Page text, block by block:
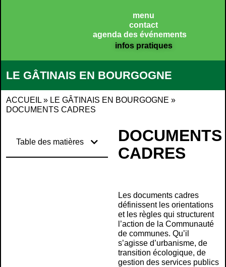
menu
contact
agenda des événements
infos pratiques
LE GÂTINAIS EN BOURGOGNE
ACCUEIL » LE GÂTINAIS EN BOURGOGNE »
DOCUMENTS CADRES
DOCUMENTS
CADRES
Les documents cadres
définissent les orientations
et les règles qui structurent
l’action de la Communauté
de communes. Qu’il
s’agisse d’urbanisme, de
transition écologique, de
gestion des services publics
Table des matières